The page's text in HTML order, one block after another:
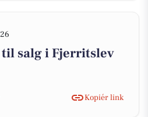
salg i Fjerritslev
Kopiér link